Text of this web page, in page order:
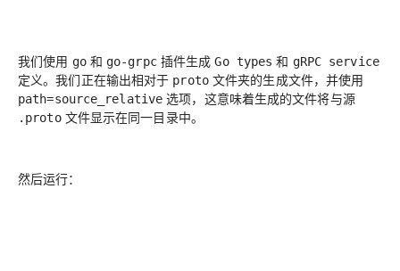
我们使用 go和 go-grpc插件生成Go types 和 gRPC service
定义。我们正在输出相对于 proto文件夹的生成文件，并使用
path=source_relative 选项，这意味着生成的文件将与源
.proto文件显示在同一目录中。
然后运行：